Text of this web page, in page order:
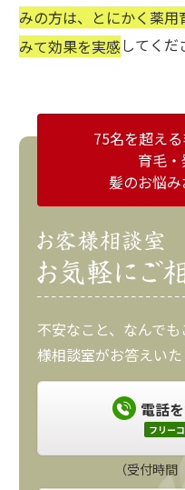
みの方は、とにかく薬用
みて効果を実感してくだ
75名を超え
育毛
髪のお悩
不安なこと、なんで
様相談室がお答えいた
電話
フリー
（受付時